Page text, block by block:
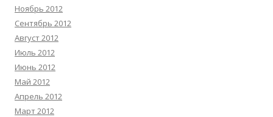
Ноябрь 2012
Сентябрь 2012
Август 2012
Июль 2012
Июнь 2012
Май 2012
Апрель 2012
Март 2012